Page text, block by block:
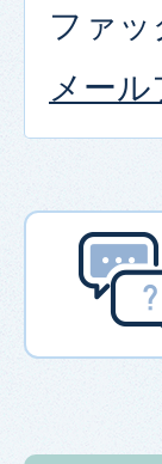
ファ
メー